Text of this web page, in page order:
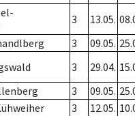
3 13.05.
3 09.05.
3 29.04.
3 09.05.
3 12.05.